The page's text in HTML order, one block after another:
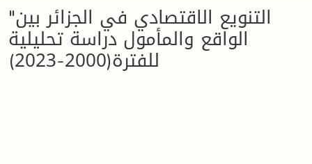
"التنويع الاقتصادي في الجزائر بين
الواقع والمأمول دراسة تحليلية
للفترة(2000-2023)